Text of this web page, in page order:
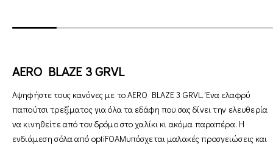
AERO BLAZE 3 GRVL
Αψηφήστε τους κανόνες με το AERO BLAZE 3 GRVL. Ένα ελαφρύ
παπούτσι τρεξίματος για όλα τα εδάφη που σας δίνει την ελευθερία
να κινηθείτε από τον δρόμο στο χαλίκι κι ακόμα παραπέρα. Η
ενδιάμεση σόλα από optiFOAMυπόσχεται μαλακές προσγειώσεις και